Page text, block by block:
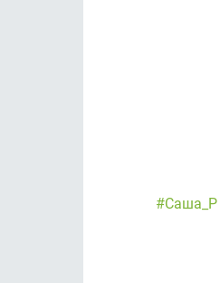
#Саша_Р